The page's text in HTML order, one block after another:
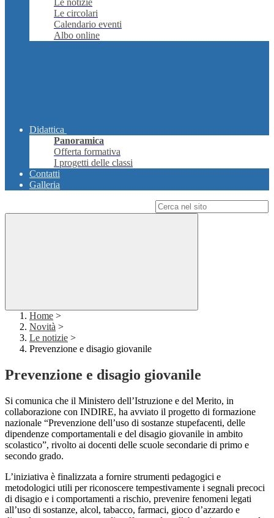
Le notizie
Le circolari
Calendario eventi
Albo online
Didattica
Panoramica
Offerta formativa
I progetti delle classi
Contatti
Galleria
Home >
Novità >
Le notizie >
Prevenzione e disagio giovanile
Prevenzione e disagio giovanile
Si comunica che il Ministero dell’Istruzione e del Merito, in
collaborazione con INDIRE, ha avviato il progetto di formazione
nazionale “Prevenzione dell’uso di sostanze stupefacenti, delle
dipendenze comportamentali e del disagio giovanile in ambito
scolastico”, rivolto ai docenti delle scuole secondarie di primo e
secondo grado.
L’iniziativa è finalizzata a fornire strumenti pedagogici e
metodologici utili per riconoscere tempestivamente i segnali precoci
di disagio e i comportamenti a rischio, prevenire fenomeni legati
all’uso di sostanze, alcol, tabacco, farmaci, gioco d’azzardo e